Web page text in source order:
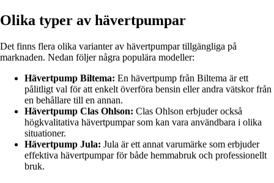
Olika typer av hävertpumpar
Det finns flera olika varianter av hävertpumpar tillgängliga på
marknaden. Nedan följer några populära modeller:
Hävertpump Biltema: En hävertpump från Biltema är ett
pålitligt val för att enkelt överföra bensin eller andra vätskor från
en behållare till en annan.
Hävertpump Clas Ohlson: Clas Ohlson erbjuder också
högkvalitativa hävertpumpar som kan vara användbara i olika
situationer.
Hävertpump Jula: Jula är ett annat varumärke som erbjuder
effektiva hävertpumpar för både hemmabruk och professionellt
bruk.